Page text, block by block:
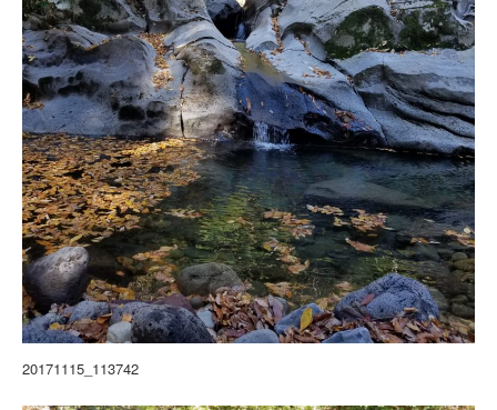
20171115_113742